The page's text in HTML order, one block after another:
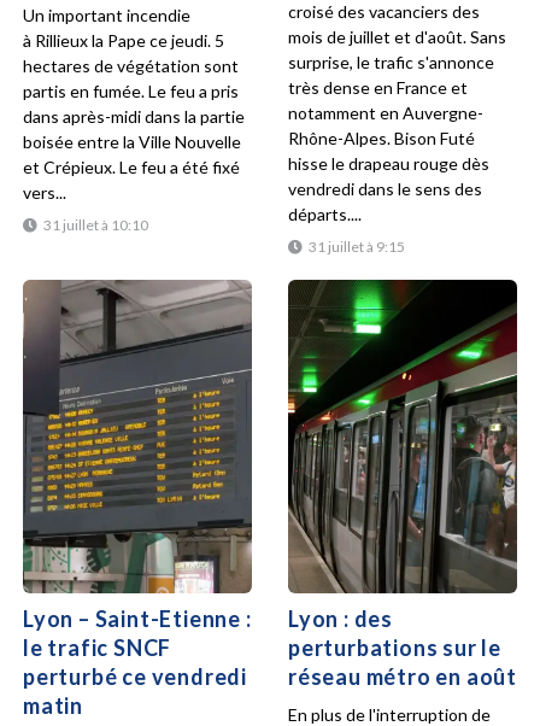
31 juillet à 10:10
Un important incendie
à Rillieux la Pape ce jeudi. 5
hectares de végétation sont
partis en fumée. Le feu a pris
dans après-midi dans la partie
boisée entre la Ville Nouvelle
et Crépieux. Le feu a été fixé
vers...
31 juillet à 9:15
croisé des vacanciers des
mois de juillet et d'août. Sans
surprise, le trafic s'annonce
très dense en France et
notamment en Auvergne-
Rhône-Alpes. Bison Futé
hisse le drapeau rouge dès
vendredi dans le sens des
départs....
Lyon – Saint-Etienne :
le trafic SNCF
perturbé ce vendredi
matin
Lyon : des
perturbations sur le
réseau métro en août
En plus de l'interruption de